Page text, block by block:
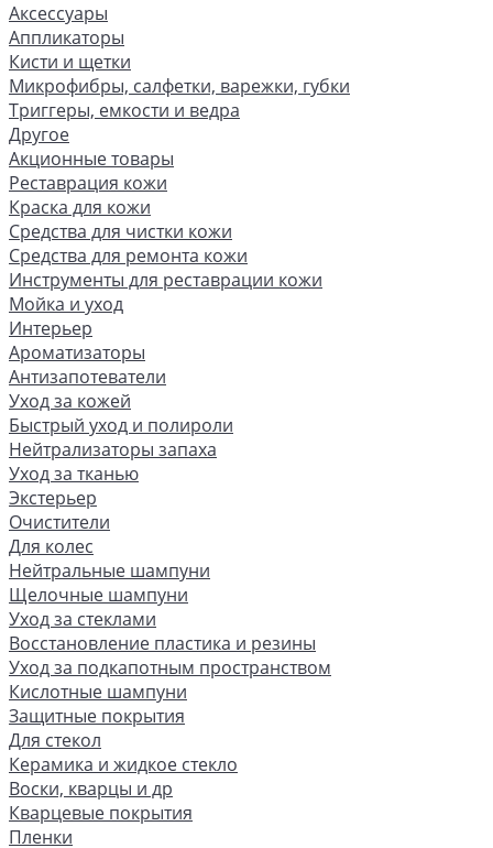
Аксессуары
Аппликаторы
Кисти и щетки
Микрофибры, салфетки, варежки, губки
Триггеры, емкости и ведра
Другое
Акционные товары
Реставрация кожи
Краска для кожи
Средства для чистки кожи
Средства для ремонта кожи
Инструменты для реставрации кожи
Мойка и уход
Интерьер
Ароматизаторы
Антизапотеватели
Уход за кожей
Быстрый уход и полироли
Нейтрализаторы запаха
Уход за тканью
Экстерьер
Очистители
Для колес
Нейтральные шампуни
Щелочные шампуни
Уход за стеклами
Восстановление пластика и резины
Уход за подкапотным пространством
Кислотные шампуни
Защитные покрытия
Для стекол
Керамика и жидкое стекло
Воски, кварцы и др
Кварцевые покрытия
Пленки